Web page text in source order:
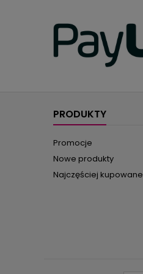
PRODUKTY
Promocje
Nowe produkty
Najczęściej kupowane